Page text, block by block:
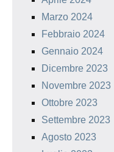
Marzo 2024
Febbraio 2024
Gennaio 2024
Dicembre 2023
Novembre 2023
Ottobre 2023
Settembre 2023
Agosto 2023